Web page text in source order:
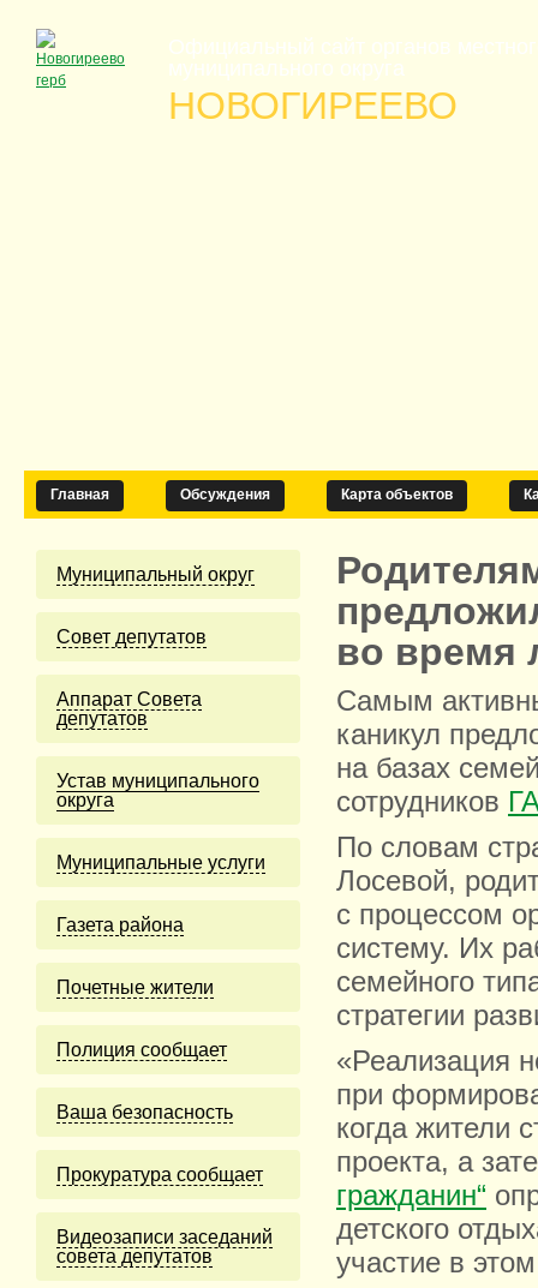
Официальный сайт органов
муниципального округа
НОВОГИРЕЕВО
Главная Обсуждения Карта объектов
Муниципальный округ
Cовет депутатов
Аппарат Совета
депутатов
Устав муниципального
округа
Муниципальные услуги
Газета района
Почетные жители
Полиция сообщает
Ваша безопасность
Прокуратура сообщает
Видеозаписи заседаний
совета депутатов
во время
Самым
каникул
на базах
сотрудников
По словам
Лосевой,
с процессом
систему. Их
семейного
стратегии
«Реализация
при
когда жители
проекта, а
гражданин“
детского
участие в